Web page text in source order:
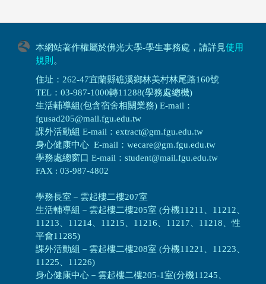
本網站著作權屬於佛光大學-學生事務處，請詳見使用
規則 。
住址：262-47宜蘭縣礁溪鄉林美村林尾路160號
TEL：03-987-1000轉11288(學務處總機)
生活輔導組(包含宿舍相關業務) E-mail：
fgusad205@mail.fgu.edu.tw
課外活動組 E-mail：extract@gm.fgu.edu.tw
身心健康中心 E-mail：wecare@gm.fgu.edu.tw
學務處總窗口 E-mail：student@mail.fgu.edu.tw
FAX : 03-987-4802
學務長室－雲起樓二樓207室
生活輔導組 － 雲起樓二樓205室 (分機11211、11212、
11213、11214、11215、11216、11217、11218、性
平會11285)
課外活動組 － 雲起樓二樓208室 (分機11221、11223、
11225、11226)
身心健康中心 － 雲起樓二樓205-1室(分機11245、